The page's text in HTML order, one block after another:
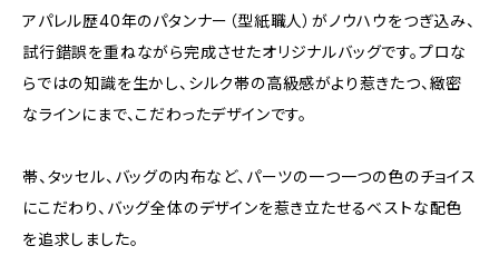
アパレル歴40年のパタンナー（型紙職人）がノウハウをつぎ込み、
試行錯誤を重ねながら完成させたオリジナルバッグです。プロな
らではの知識を生かし、シルク帯の高級感がより惹きたつ、緻密
なラインにまで、こだわったデザインです。
帯、タッセル、バッグの内布など、パーツの一つ一つの色のチョイス
にこだわり、バッグ全体のデザインを惹き立たせるベストな配色
を追求しました。